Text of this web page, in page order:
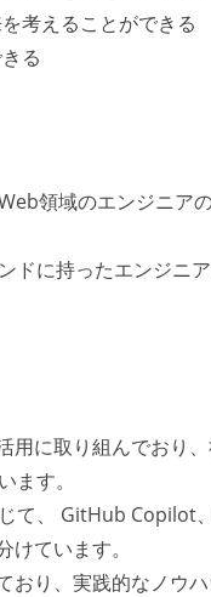
考えることができる
る
領域のエンジニア
ドに持ったエンジニ
用に取り組んでおり
ます。
て、 GitHub
ています。
り、実践的なノウ